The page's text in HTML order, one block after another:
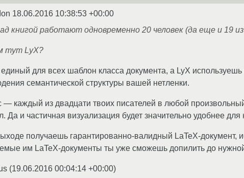
18.06.2016 10:38:53 +00:00
книгой работают одновременно 20 человек (да еще и 19
тут LyX?
для всех шаблон класса документа, а LyX используешь
семантической структуры вашей нетленки.
— каждый из двадцати твоих писателей в любой
Да и частичная визуализация будет значительно удобнее
получаешь гарантированно-валидный LaTeX-документ,
им LaTeX-документы ты уже сможешь допилить до
(19.06.2016 00:04:14 +00:00)